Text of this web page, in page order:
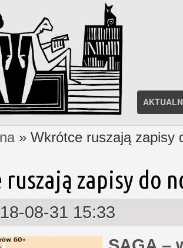
» Wkrótce ruszają zapisy
zapisy do
08-31 15:33